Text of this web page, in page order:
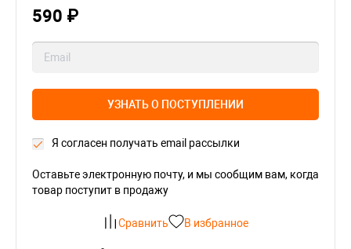
590 ₽
УЗНАТЬ О ПОСТУПЛЕНИИ
Я согласен получать email рассылки
Оставьте электронную почту, и мы сообщим вам, когда
товар поступит в продажу
Сравнить В избранное